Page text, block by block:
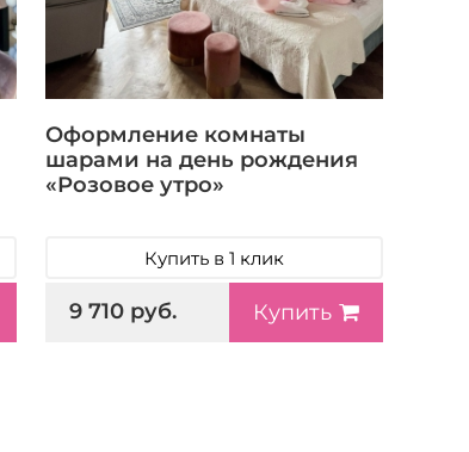
Оформление комнаты
шарами на день рождения
«Розовое утро»
Купить в 1 клик
9 710 руб. Купить